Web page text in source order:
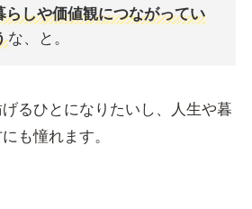
らしや価値観につながってい
な、と。
るひとになりたいし、人生や暮
も憧れます。